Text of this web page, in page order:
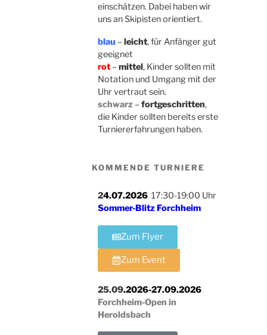
einschätzen. Dabei haben wir
uns an Skipisten orientiert.
blau –leicht, für Anfänger gut
geeignet
rot –mittel, Kinder sollten mit
Notation und Umgang mit der
Uhr vertraut sein.
schwarz –fortgeschritten,
die Kinder sollten bereits erste
Turniererfahrungen haben.
KOMMENDE TURNIERE
24.07.2026 17:30-19:00 Uhr
Sommer-Blitz Forchheim
Zum Flyer
Zum Event
25.09.2026-27.09.2026
Forchheim-Open in
Heroldsbach